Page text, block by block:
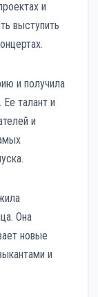
и
выступить
и получила
талант и
и
Она
новые
и